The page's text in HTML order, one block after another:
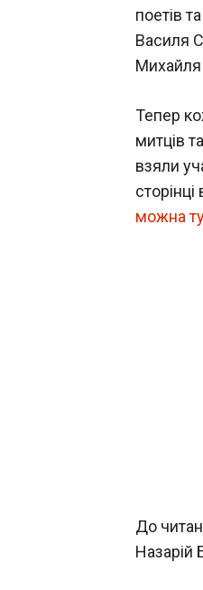
поетів
Василя
Михайля
Тепер
митців
взяли
сторінці
можна
До
Назарій